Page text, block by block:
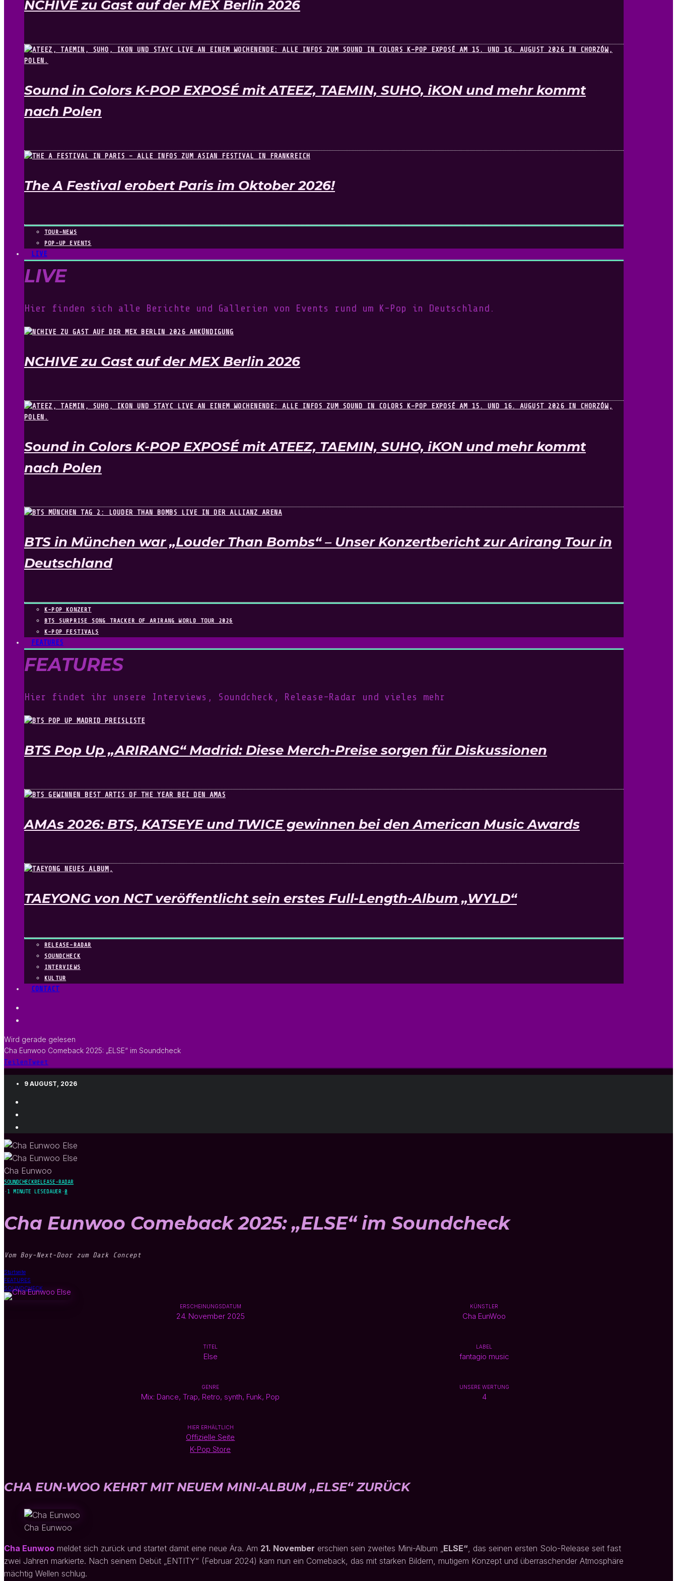
NCHIVE zu Gast auf der MEX Berlin 2026
Sound in Colors K-POP EXPOSÉ mit ATEEZ, TAEMIN, SUHO, iKON und mehr kommt
nach Polen
The A Festival erobert Paris im Oktober 2026!
TOUR-NEWS
POP-UP EVENTS
LIVE
LIVE
Hier finden sich alle Berichte und Gallerien von Events rund um K-Pop in Deutschland.
NCHIVE zu Gast auf der MEX Berlin 2026
Sound in Colors K-POP EXPOSÉ mit ATEEZ, TAEMIN, SUHO, iKON und mehr kommt
nach Polen
BTS in München war „Louder Than Bombs“ – Unser Konzertbericht zur Arirang Tour in
Deutschland
K-POP KONZERT
BTS SURPRISE SONG TRACKER OF ARIRANG WORLD TOUR 2026
K-POP FESTIVALS
FEATURES
FEATURES
Hier findet ihr unsere Interviews, Soundcheck, Release-Radar und vieles mehr
BTS Pop Up „ARIRANG“ Madrid: Diese Merch-Preise sorgen für Diskussionen
AMAs 2026: BTS, KATSEYE und TWICE gewinnen bei den American Music Awards
TAEYONG von NCT veröffentlicht sein erstes Full-Length-Album „WYLD“
RELEASE-RADAR
SOUNDCHECK
INTERVIEWS
KULTUR
CONTACT
Wird gerade gelesen
Cha Eunwoo Comeback 2025: „ELSE“ im Soundcheck
Teilen Tweet
9 AUGUST, 2026
Cha Eunwoo
SOUNDCHECKRELEASE-RADAR
· 1 MINUTE LESEDAUER · 0
Cha Eunwoo Comeback 2025: „ELSE“ im Soundcheck
Vom Boy-Next-Door zum Dark Concept
Startseite
FEATURES
SOUNDCHECK
ERSCHEINUNGSDATUM
24. November 2025
KÜNSTLER
Cha EunWoo
TITEL
Else
LABEL
fantagio music
GENRE
Mix: Dance, Trap, Retro, synth, Funk, Pop
UNSERE WERTUNG
4
HIER ERHÄLTLICH
Offizielle Seite
K-Pop Store
CHA EUN-WOO KEHRT MIT NEUEM MINI-ALBUM „ELSE“ ZURÜCK
Cha Eunwoo
Cha Eunwoo meldet sich zurück und startet damit eine neue Ära. Am 21. November erschien sein zweites Mini-Album „ELSE“, das seinen ersten Solo-Release seit fast
zwei Jahren markierte. Nach seinem Debüt „ENTITY“ (Februar 2024) kam nun ein Comeback, das mit starken Bildern, mutigem Konzept und überraschender Atmosphäre
mächtig Wellen schlug.